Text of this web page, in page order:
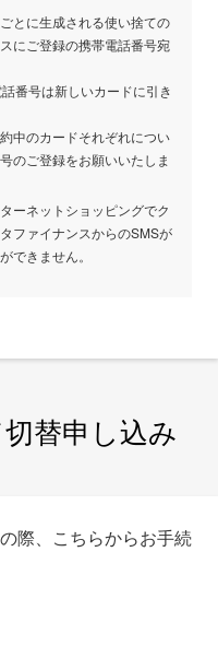
とに生成される使い捨ての
にご登録の携帯電話番号宛
番号は新しいカードに引き
中のカードそれぞれについ
のご登録をお願いいたしま
ーネットショッピングでク
ファイナンスからのSMSが
できません。
替申し込み
際、こちらからお手続